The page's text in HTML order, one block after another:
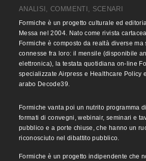
ANALISI, COMMENTI, SCENARI
Formiche è un progetto culturale ed
Messa nel 2004. Nato come rivista
Formiche è composto da realtà diverse ma
connesse fra loro: il mensile (disponibile
elettronica), la testata quotidiana on-line
specializzate Airpress e Healthcare Policy
arabo Decode39.
Formiche vanta poi un nutrito programma
formati di convegni, webinair, seminari e
pubblico e a porte chiuse, che hanno un
riconosciuto nel dibattito pubblico.
Formiche è un progetto indipendente che